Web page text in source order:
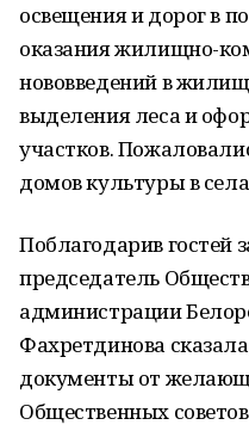
освещения и дорог в
оказания жилищно-
нововведений в
выделения леса и
участков.
домов культуры в
Поблагодарив гостей
председатель
администрации
Фахретдинова
документы от
Общественных